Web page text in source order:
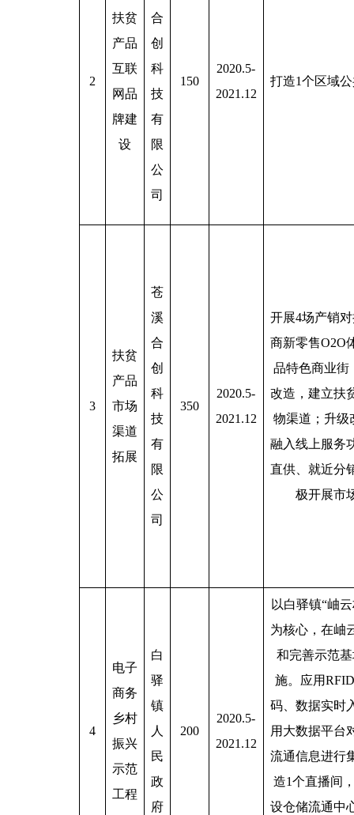
2
扶贫
产品
互联
网品
牌建
设
合
创
科
技
有
限
公
司
150
2020.5-
2021.12
打造1个区域
3
扶贫
产品
市场
渠道
拓展
苍
溪
合
创
科
技
有
限
公
司
350
2020.5-
2021.12
开展4场产销
商新零售O2O
品特色商业街
改造，建立扶
物渠道；升级
融入线上服务
直供、就近分
极开展市
4
电子
商务
乡村
振兴
示范
工程
白
驿
镇
人
民
政
府
200
2020.5-
2021.12
以白驿镇“岫
为核心，在岫
和完善示范
施。应用
码、数据实时
用大数据平台
流通信息进行
造1个直播间
设仓储流通中